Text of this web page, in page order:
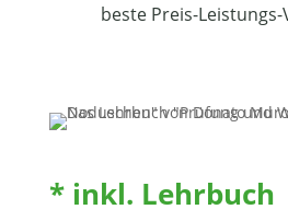
beste Preis-
* inkl. Lehrbuch